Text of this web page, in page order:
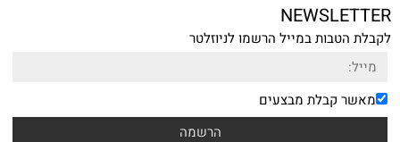
NEWSLETTER
לקבלת הטבות במייל הרשמו לניוזלטר
מאשר קבלת מבצעים